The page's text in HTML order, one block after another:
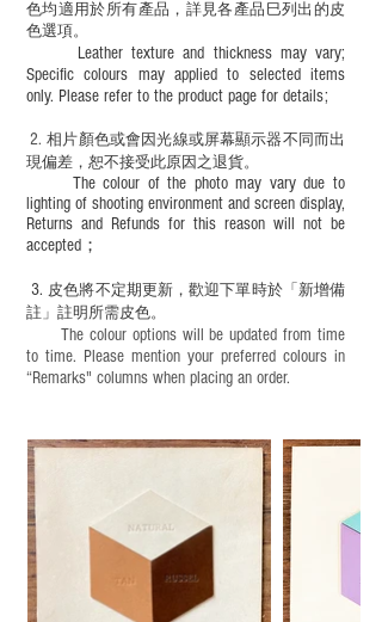
色均適用於所有產品，詳見各產品巳列出的皮
色選項。
Leather texture and thickness may vary;
Specific colours may applied to selected items
only. Please refer to the product page for details;
​2.相片顏色或會因光線或屏幕顯示器不同而出
現偏差，恕不接受此原因之退貨。
The colour of the photo may vary due to
lighting of shooting environment and screen display,
Returns and Refunds for this reason will not be
accepted；
3. 皮色將不定期更新，歡迎下單時於「新增備
註」註明 所需皮色。
The colour options will be updated from time
to time. Please mention your preferred colours in
“Remarks" columns when placing an order.